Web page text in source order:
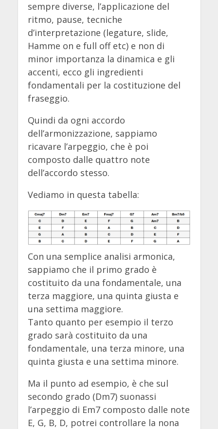
sempre diverse, l’applicazione del
ritmo, pause, tecniche
d’interpretazione (legature, slide,
Hamme on e full off etc) e non di
minor importanza la dinamica e gli
accenti, ecco gli ingredienti
fondamentali per la costituzione del
fraseggio.
Quindi da ogni accordo
dell’armonizzazione, sappiamo
ricavare l’arpeggio, che è poi
composto dalle quattro note
dell’accordo stesso.
Vediamo in questa tabella:
Con una semplice analisi armonica,
sappiamo che il primo grado è
costituito da una fondamentale, una
terza maggiore, una quinta giusta e
una settima maggiore.
Tanto quanto per esempio il terzo
grado sarà costituito da una
fondamentale, una terza minore, una
quinta giusta e una settima minore.
Ma il punto ad esempio, è che sul
secondo grado (Dm7) suonassi
l’arpeggio di Em7 composto dalle note
E, G, B, D, potrei controllare la nona